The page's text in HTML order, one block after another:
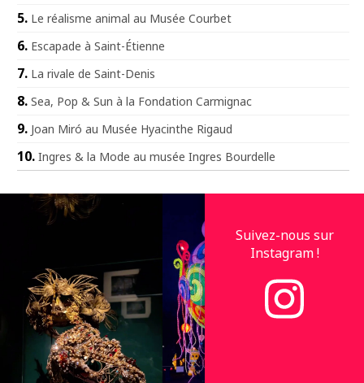
Le réalisme animal au Musée Courbet
Escapade à Saint-Étienne
La rivale de Saint-Denis
Sea, Pop & Sun à la Fondation Carmignac
Joan Miró au Musée Hyacinthe Rigaud
Ingres & la Mode au musée Ingres Bourdelle
Suivez-nous sur
Instagram !